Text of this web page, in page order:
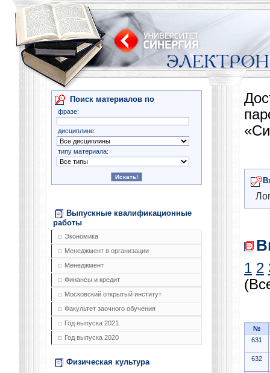
Поиск материалов по
фразе:
дисциплине:
типу материала:
Выпускные квалификационные
работы
Экономика
Менеджмент в организации
Менеджмент
Финансы и кредит
Московский открытый институт
Факультет заочного обучения
Год выпуска 2021
Год выпуска 2020
Физическая культура
1 2
№
631
632